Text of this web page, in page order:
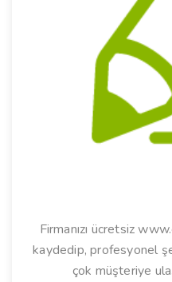
Firmanızı ücretsiz
kaydedip, profesyonel
çok müşteriye